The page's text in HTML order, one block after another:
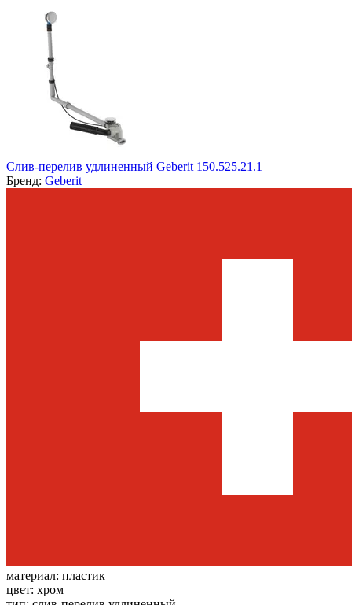
Слив-перелив удлиненный Geberit 150.525.21.1
Бренд: Geberit
материал: пластик
цвет: хром